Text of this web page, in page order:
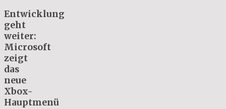
Entwicklung
geht
weiter:
Microsoft
zeigt
das
neue
Xbox-
Hauptmenü